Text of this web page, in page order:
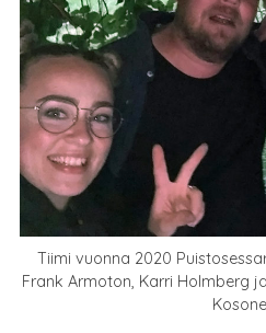
Tiimi vuonna 2020
Frank Armoton, Karri Holmberg